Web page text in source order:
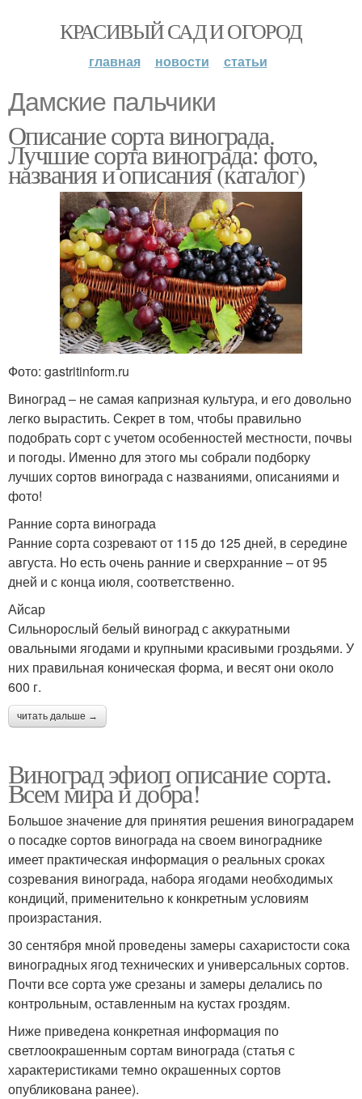
КРАСИВЫЙ САД И ОГОРОД
главная новости статьи
Дамские пальчики
Описание сорта винограда.
Лучшие сорта винограда: фото,
названия и описания (каталог)
Фото: gastritinform.ru
Виноград – не самая капризная культура, и его довольно
легко вырастить. Секрет в том, чтобы правильно
подобрать сорт с учетом особенностей местности, почвы
и погоды. Именно для этого мы собрали подборку
лучших сортов винограда с названиями, описаниями и
фото!
Ранние сорта винограда
Ранние сорта созревают от 115 до 125 дней, в середине
августа. Но есть очень ранние и сверхранние – от 95
дней и с конца июля, соответственно.
Айсар
Сильнорослый белый виноград с аккуратными
овальными ягодами и крупными красивыми гроздьями. У
них правильная коническая форма, и весят они около
600 г.
читать дальше →
Виноград эфиоп описание сорта.
Всем мира и добра!
Большое значение для принятия решения виноградарем
о посадке сортов винограда на своем винограднике
имеет практическая информация о реальных сроках
созревания винограда, набора ягодами необходимых
кондиций, применительно к конкретным условиям
произрастания.
30 сентября мной проведены замеры сахаристости сока
виноградных ягод технических и универсальных сортов.
Почти все сорта уже срезаны и замеры делались по
контрольным, оставленным на кустах гроздям.
Ниже приведена конкретная информация по
светлоокрашенным сортам винограда (статья с
характеристиками темно окрашенных сортов
опубликована ранее).